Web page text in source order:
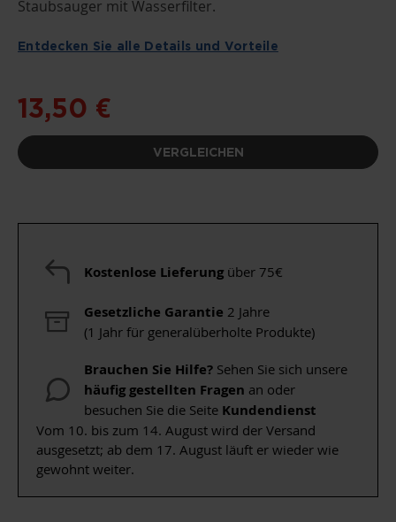
SPRINGEN
Staubsauger mit Wasserfilter.
Entdecken Sie alle Details und Vorteile
13,50 €
VERGLEICHEN
Kostenlose Lieferung über 75€
Gesetzliche Garantie 2 Jahre
(1 Jahr für generalüberholte Produkte)
Brauchen Sie Hilfe? Sehen Sie sich unsere
häufig gestellten Fragen an oder
besuchen Sie die Seite Kundendienst
Vom 10. bis zum 14. August wird der Versand
ausgesetzt; ab dem 17. August läuft er wieder wie
gewohnt weiter.